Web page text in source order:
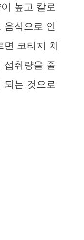
높고 칼로
음식으로 인
면 코티지 치
섭취량을 줄
되는 것으로